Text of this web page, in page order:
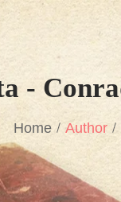
-
Home Author